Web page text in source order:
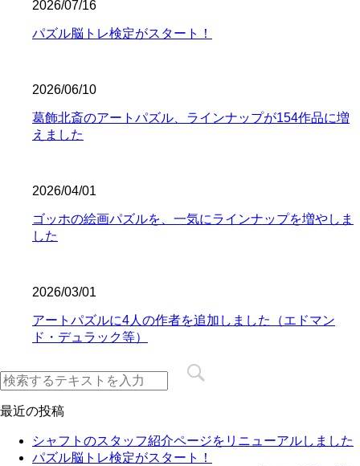
2026/07/16
パズル脳トレ検定がスタート！
2026/06/10
葛飾北斎のアートパズル、ラインナップが154作品に増
えました
2026/04/01
ゴッホの絵画パズルを、一気にラインナップを増やしま
した
2026/03/01
アートパズルに4人の作者を追加しました（エドマン
ド・デュラック等）
最近の投稿
シャフトのスタッフ紹介ページをリニューアルしました
パズル脳トレ検定がスタート！